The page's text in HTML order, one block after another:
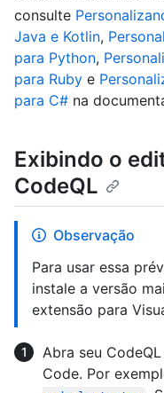
consulte
Java e Kotlin,
para Python,
para Ruby e
para C# na
Exibindo o
CodeQL
Observação
Para usar essa
instale a versão
extensão para
Abra seu
Code. Por